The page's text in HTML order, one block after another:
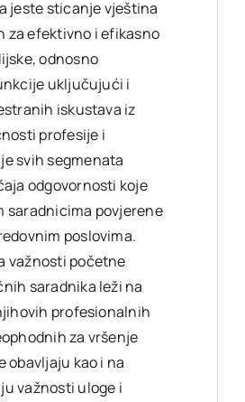
jeste sticanje vještina
za efektivno i efikasno
odnosno
uključujući i
iskustava iz
profesije i
svih segmenata
odgovornosti koje
saradnicima povjerene
poslovima.
važnosti početne
saradnika leži na
profesionalnih
za vršenje
obavljaju kao i na
važnosti uloge i